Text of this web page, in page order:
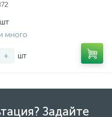
много
+ шт
Задайте